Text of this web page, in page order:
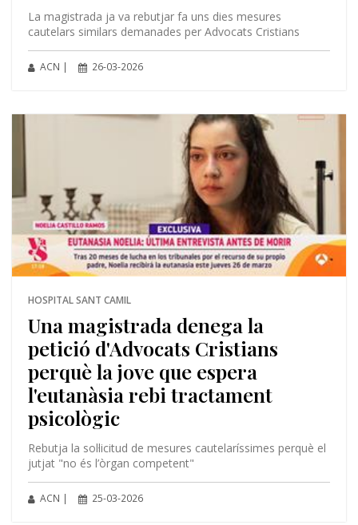
La magistrada ja va rebutjar fa uns dies mesures
cautelars similars demanades per Advocats Cristians
ACN | 26-03-2026
HOSPITAL SANT CAMIL
Una magistrada denega la
petició d'Advocats Cristians
perquè la jove que espera
l'eutanàsia rebi tractament
psicològic
Rebutja la sol·licitud de mesures cautelaríssimes perquè el
jutjat "no és l’òrgan competent"
ACN | 25-03-2026